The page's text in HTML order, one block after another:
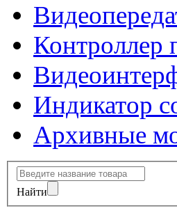
Контроллер
Индикатор
Архивные
Найти